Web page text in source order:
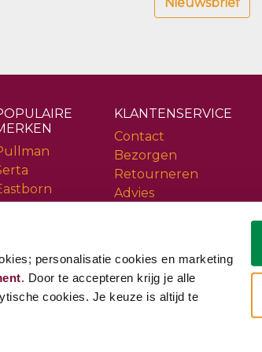
personalisatie cookies en marketing
. Door te accepteren krijg je alle
cookies. Je keuze is altijd te
Nieuwsbrief
KLANTENSERVICE
Contact
Bezorgen
Retourneren
Advies